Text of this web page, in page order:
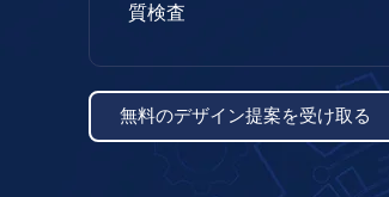
質検査
無料のデザイン提案を受け取る